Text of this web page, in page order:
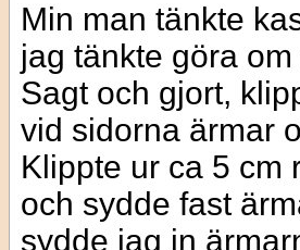
Min man tänkte
jag tänkte göra
Sagt och gjort,
vid sidorna ärmar
Klippte ur ca 5
och sydde fast
sydde jag in